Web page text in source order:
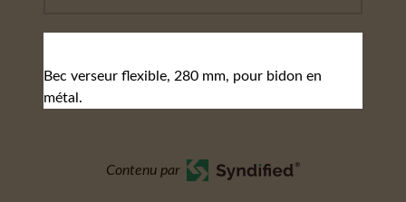
Bec verseur flexible, 280 mm, pour bidon en
métal.
Contenu par